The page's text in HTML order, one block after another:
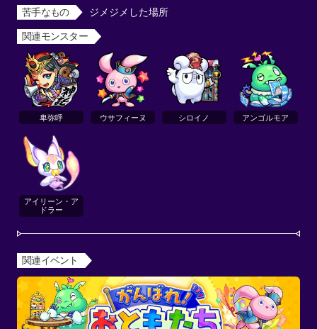
苦手なもの ジメジメした場所
関連モンスター
卑弥呼 ウサフィーヌ シロイノ アンゴルモア
アイリーン・ア
ドラー
関連イベント